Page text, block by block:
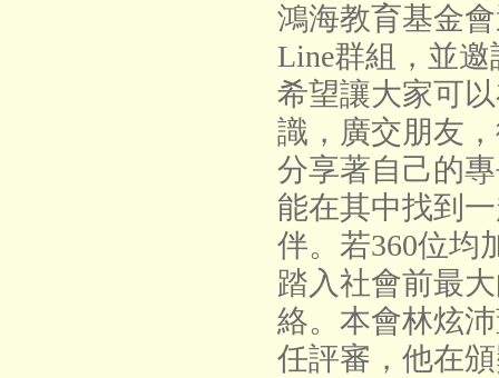
鴻海教育基金
Line群組，並
希望讓大家可
識，廣交朋友
分享著自己的
能在其中找到
伴。若360位均
踏入社會前最
絡。 本會林炫
任評審，他在